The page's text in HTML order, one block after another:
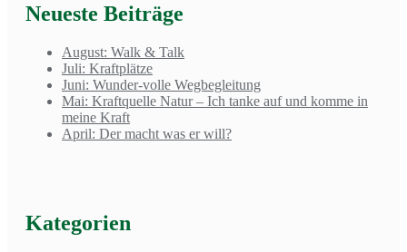
Neueste Beiträge
August: Walk & Talk
Juli: Kraftplätze
Juni: Wunder-volle Wegbegleitung
Mai: Kraftquelle Natur – Ich tanke auf und komme in
meine Kraft
April: Der macht was er will?
Kategorien